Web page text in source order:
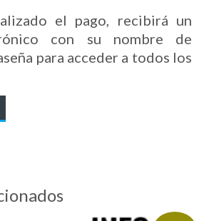
el pago, recibirá un
con su nombre de
para acceder a todos los